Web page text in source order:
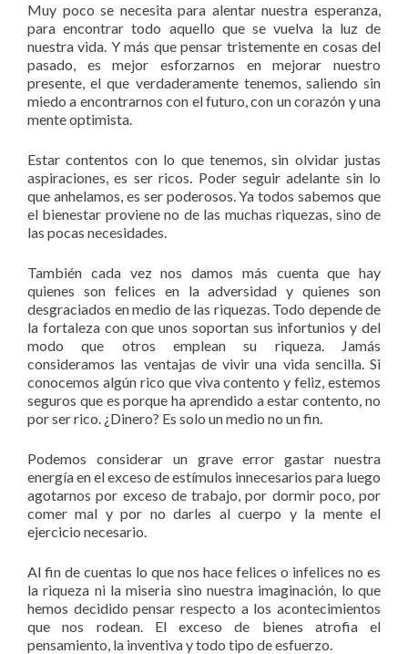
Muy poco se necesita para alentar nuestra esperanza,
para encontrar todo aquello que se vuelva la luz de
nuestra vida. Y más que pensar tristemente en cosas del
pasado, es mejor esforzarnos en mejorar nuestro
presente, el que verdaderamente tenemos, saliendo sin
miedo a encontrarnos con el futuro, con un corazón y una
mente optimista.
Estar contentos con lo que tenemos, sin olvidar justas
aspiraciones, es ser ricos. Poder seguir adelante sin lo
que anhelamos, es ser poderosos. Ya todos sabemos que
el bienestar proviene no de las muchas riquezas, sino de
las pocas necesidades.
También cada vez nos damos más cuenta que hay
quienes son felices en la adversidad y quienes son
desgraciados en medio de las riquezas. Todo depende de
la fortaleza con que unos soportan sus infortunios y del
modo que otros emplean su riqueza. Jamás
consideramos las ventajas de vivir una vida sencilla. Si
conocemos algún rico que viva contento y feliz, estemos
seguros que es porque ha aprendido a estar contento, no
por ser rico. ¿Dinero? Es solo un medio no un fin.
Podemos considerar un grave error gastar nuestra
energía en el exceso de estímulos innecesarios para luego
agotarnos por exceso de trabajo, por dormir poco, por
comer mal y por no darles al cuerpo y la mente el
ejercicio necesario.
Al fin de cuentas lo que nos hace felices o infelices no es
la riqueza ni la miseria sino nuestra imaginación, lo que
hemos decidido pensar respecto a los acontecimientos
que nos rodean. El exceso de bienes atrofia el
pensamiento, la inventiva y todo tipo de esfuerzo.